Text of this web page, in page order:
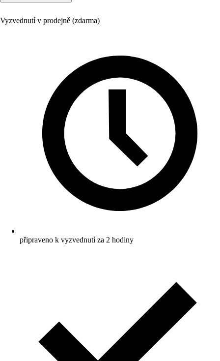
Vyzvednutí v prodejně (zdarma)
připraveno k vyzvednutí za 2 hodiny